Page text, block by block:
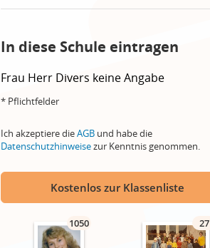
In diese Schule eintragen
Frau Herr Divers keine Angabe
* Pflichtfelder
Ich akzeptiere dieAGB und habe die
Datenschutzhinweisezur Kenntnis genommen.
Kostenlos zur Klassenliste
1050 27